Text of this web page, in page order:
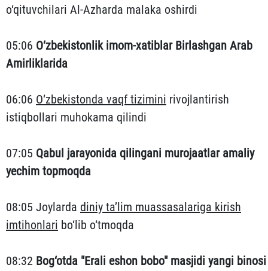
o‘qituvchilari Al-Azharda malaka oshirdi
05:06 O‘zbekistonlik imom-xatiblar Birlashgan Arab
Amirliklarida
06:06 O‘zbekistonda vaqf tizimini rivojlantirish
istiqbollari muhokama qilindi
07:05 Qabul jarayonida qilingani murojaatlar amaliy
yechim topmoqda
08:05 Joylarda diniy ta’lim muassasalariga kirish
imtihonlari bo‘lib o‘tmoqda
08:32 Bog‘otda "Erali eshon bobo" masjidi yangi binosi